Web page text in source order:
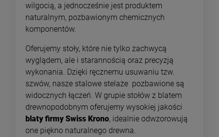
wilgocią, a jednocześnie jest produktem
naturalnym, pozbawionym chemicznych
komponentów.
Oferujemy stoły, które nie tylko zachwycą
wyglądem, ale i starannością oraz precyzją
wykonania. Dzięki ręcznemu usuwaniu tzw.
szwów, nasze stalowe stelaże pozbawione są
widocznych łączeń. W grupie stołów z blatem
drewnopodobnym oferujemy wysokiej jakości
blaty firmy Swiss Krono, idealnie odwzorowują
one piękno naturalnego drewna.